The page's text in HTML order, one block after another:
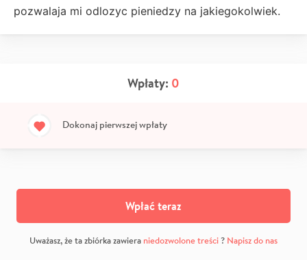
pozwalaja mi odlozyc pieniedzy na jakiegokolwiek.
Wpłaty: 0
Dokonaj pierwszej wpłaty
Wpłać teraz
Uważasz, że ta zbiórka zawiera niedozwolone treści? Napisz do nas